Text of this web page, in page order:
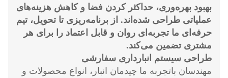
بهبود بهره‌وری، حداکثر کردن فضا و کاهش هزینه‌های
عملیاتی طراحی شده‌اند. از برنامه‌ریزی تا تحویل، تیم
حرفه‌ای ما تجربه‌ای روان و قابل اعتماد را برای هر
مشتری تضمین می‌کند.
طراحی سیستم انبارداری سفارشی
مهندسان باتجربه ما چیدمان انبار، انواع محصولات و